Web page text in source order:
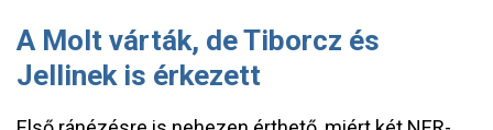
A Molt várták, de Tiborcz és
Jellinek is érkezett